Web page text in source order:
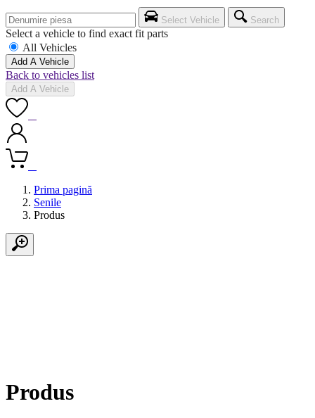
Select Vehicle Search
Select a vehicle to find exact fit parts
All Vehicles
Add A Vehicle
Back to vehicles list
Add A Vehicle
Prima pagină
Senile
Produs
Produs